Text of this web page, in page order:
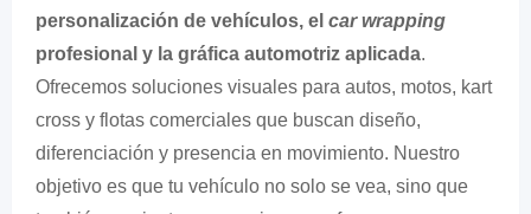
personalización de vehículos, el car wrapping
profesional y la gráfica automotriz aplicada.
Ofrecemos soluciones visuales para autos, motos, kart
cross y flotas comerciales que buscan diseño,
diferenciación y presencia en movimiento. Nuestro
objetivo es que tu vehículo no solo se vea, sino que